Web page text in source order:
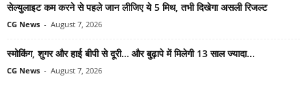
सेल्युलाइट कम करने से पहले जान लीजिए ये 5 मिथ, तभी दिखेगा असली रिजल्ट
CG News - August 7, 2026
स्मोकिंग, शुगर और हाई बीपी से दूरी… और बुढ़ापे में मिलेगी 13 साल ज्यादा...
CG News - August 7, 2026